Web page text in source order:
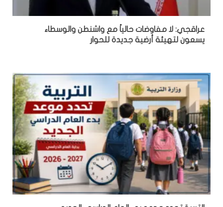
عراقجي: لا مفاوضات حالياً مع واشنطن والوسطاء
يسعون لتهيئة أرضية جديدة للحوار